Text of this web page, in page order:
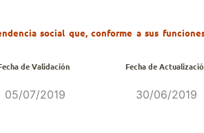
social que, conforme a sus
de Validación Fecha de
05/07/2019 30/06/2019